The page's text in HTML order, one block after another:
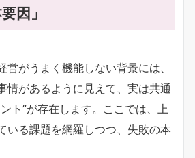
因」
営がうまく機能しない背景には、
情があるように見えて、実は共通
ト”が存在します。ここでは、上
いる課題を網羅しつつ、失敗の本